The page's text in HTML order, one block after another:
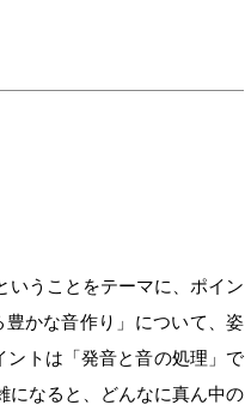
いうことをテーマに、ポイン
かな音作り」について、姿
トは「発音と音の処理」で
になると、どんなに真ん中の